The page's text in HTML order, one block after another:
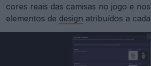
cores reais das camisas no jogo e
elementos de design atribuídos a